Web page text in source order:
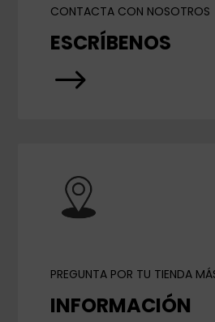
CONTACTA CON NOSOTROS
ESCRÍBENOS
$
PREGUNTA POR TU TIENDA
INFORMACIÓN